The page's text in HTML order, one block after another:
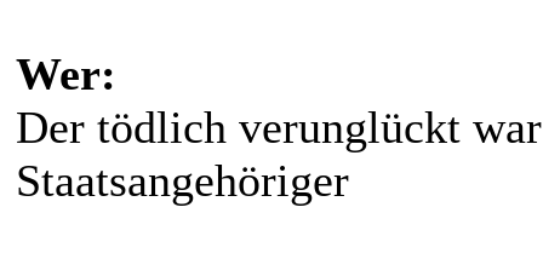
Wer:
Der tödlich verunglückt
Staatsangehöriger